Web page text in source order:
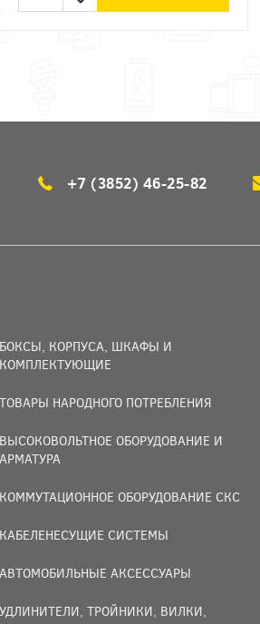
+7 (3852) 46-25-82
БОКСЫ, КОРПУСА, ШКАФЫ И
КОМПЛЕКТУЮЩИЕ
ТОВАРЫ НАРОДНОГО ПОТРЕБЛЕНИЯ
ВЫСОКОВОЛЬТНОЕ ОБОРУДОВАНИЕ И
АРМАТУРА
КОММУТАЦИОННОЕ ОБОРУДОВАНИЕ СКС
КАБЕЛЕНЕСУЩИЕ СИСТЕМЫ
АВТОМОБИЛЬНЫЕ АКСЕССУАРЫ
УДЛИНИТЕЛИ, ТРОЙНИКИ, ВИЛКИ,